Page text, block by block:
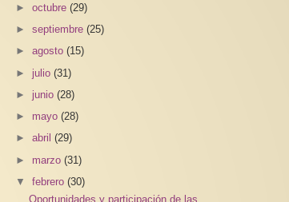
►octubre(29)
►septiembre(25)
►agosto(15)
► julio(31)
► junio(28)
► mayo(28)
►abril(29)
► marzo(31)
▼febrero(30)
Oportunidades y participación de las